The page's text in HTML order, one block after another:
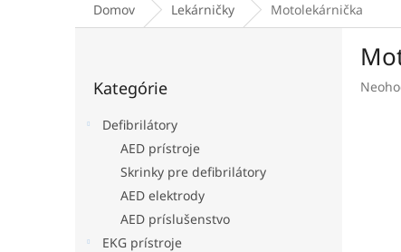
Domov
Lekárničky Motolekárnička
kategórie
Kategórie
Defibrilátory
AED prístroje
Skrinky pre defibrilátory
AED elektrody
AED príslušenstvo
EKG prístroje